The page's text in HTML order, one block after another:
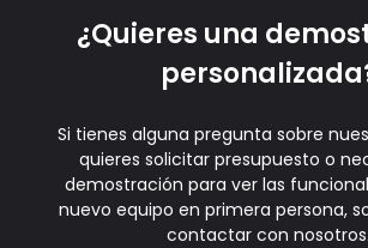
¿Quieres una
Si tienes alguna pregunta sobre
quieres solicitar presupuesto o
demostración para ver las
nuevo equipo en primera persona,
contactar con nosotros.